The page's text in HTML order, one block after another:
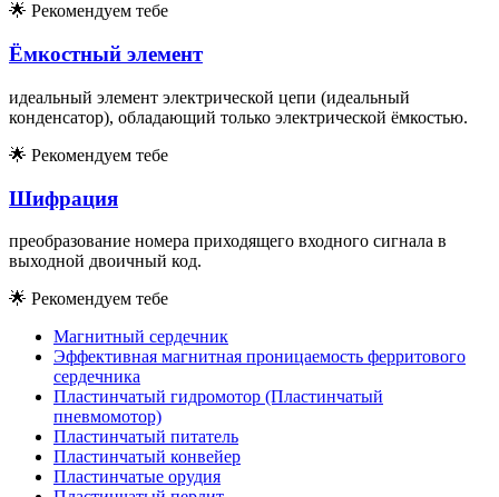
🌟 Рекомендуем тебе
Ёмкостный элемент
идеальный элемент электрической цепи (идеальный
конденсатор), обладающий только электрической ёмкостью.
🌟 Рекомендуем тебе
Шифрация
преобразование номера приходящего входного сигнала в
выходной двоичный код.
🌟 Рекомендуем тебе
Магнитный сердечник
Эффективная магнитная проницаемость ферритового
сердечника
Пластинчатый гидромотор (Пластинчатый
пневмомотор)
Пластинчатый питатель
Пластинчатый конвейер
Пластинчатые орудия